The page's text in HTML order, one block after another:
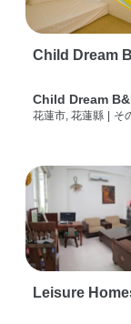
Child Dream
Child Dream
花蓮市, 花蓮縣 そ
Leisure